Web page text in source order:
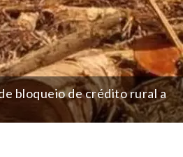
bloqueio de crédito rural a